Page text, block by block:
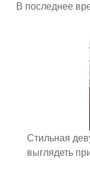
В последнее
Стильная
выглядеть